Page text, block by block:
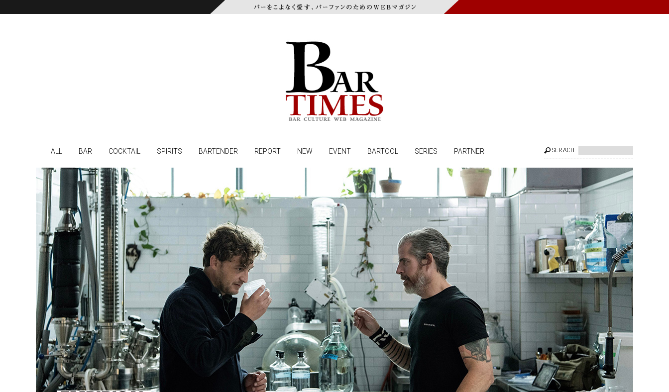
ALL BAR COCKTAIL SPIRITS BARTENDER REPORT NEW EVENT BARTOOL SERIES PARTNER